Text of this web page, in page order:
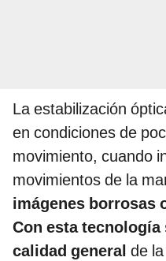
La estabilización
en condiciones de
movimiento, cuando
movimientos de la
imágenes borrosas
Con esta tecnología
calidad general de